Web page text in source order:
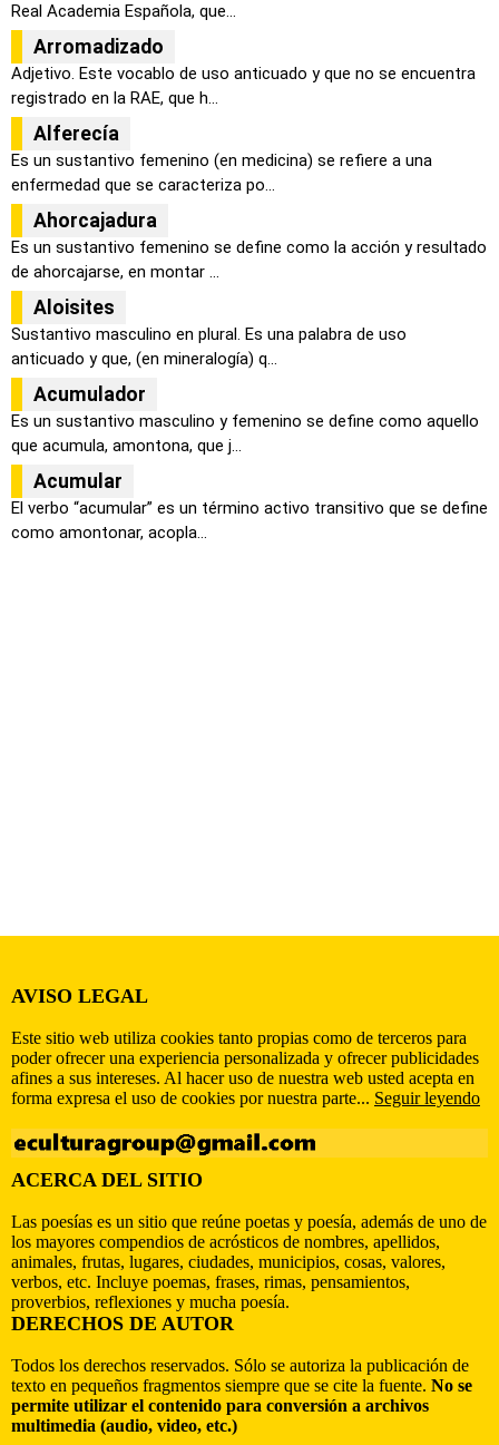
Real Academia Española, que...
Arromadizado
Adjetivo. Este vocablo de uso anticuado y que no se encuentra
registrado en la RAE, que h...
Alferecía
Es un sustantivo femenino (en medicina) se refiere a una
enfermedad que se caracteriza po...
Ahorcajadura
Es un sustantivo femenino se define como la acción y resultado
de ahorcajarse, en montar ...
Aloisites
Sustantivo masculino en plural. Es una palabra de uso
anticuado y que, (en mineralogía) q...
Acumulador
Es un sustantivo masculino y femenino se define como aquello
que acumula, amontona, que j...
Acumular
El verbo “acumular” es un término activo transitivo que se define
como amontonar, acopla...
AVISO LEGAL
Este sitio web utiliza cookies tanto propias como de terceros para
poder ofrecer una experiencia personalizada y ofrecer publicidades
afines a sus intereses. Al hacer uso de nuestra web usted acepta en
forma expresa el uso de cookies por nuestra parte... Seguir leyendo
ACERCA DEL SITIO
Las poesías es un sitio que reúne poetas y poesía, además de uno de
los mayores compendios de acrósticos de nombres, apellidos,
animales, frutas, lugares, ciudades, municipios, cosas, valores,
verbos, etc. Incluye poemas, frases, rimas, pensamientos,
proverbios, reflexiones y mucha poesía.
DERECHOS DE AUTOR
Todos los derechos reservados. Sólo se autoriza la publicación de
texto en pequeños fragmentos siempre que se cite la fuente. No se
permite utilizar el contenido para conversión a archivos
multimedia (audio, video, etc.)